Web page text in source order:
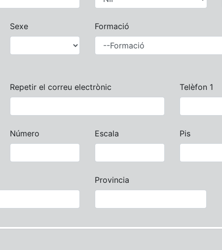
Sexe Formació
Repetir el correu electrònic Telèfon 1
Número Escala Pis
Provincia